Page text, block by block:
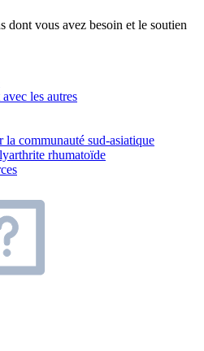
dont vous avez besoin et le soutien
les autres
communauté sud-asiatique
rhumatoïde